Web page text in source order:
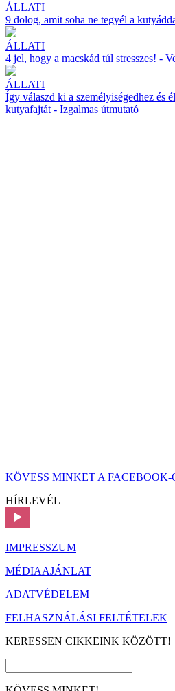
ÁLLATI
9 dolog, amit soha ne tegyél a
ÁLLATI
4 jel, hogy a macskád túl stresszes! -
ÁLLATI
Így válaszd ki a személyiségedhez és
kutyafajtát - Izgalmas útmutató
KÖVESS MINKET A FACEBOOK-
HÍRLEVÉL
IMPRESSZUM
MÉDIAAJÁNLAT
ADATVÉDELEM
FELHASZNÁLÁSI FELTÉTELEK
KERESSEN CIKKEINK KÖZÖTT!